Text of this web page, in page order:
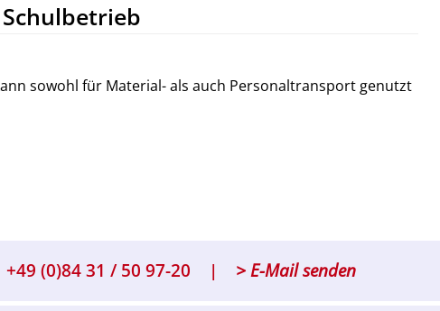
sowohl für Material- als auch Personaltransport genutzt
+49 (0)84 31 / 50 97-20 > E-Mail senden